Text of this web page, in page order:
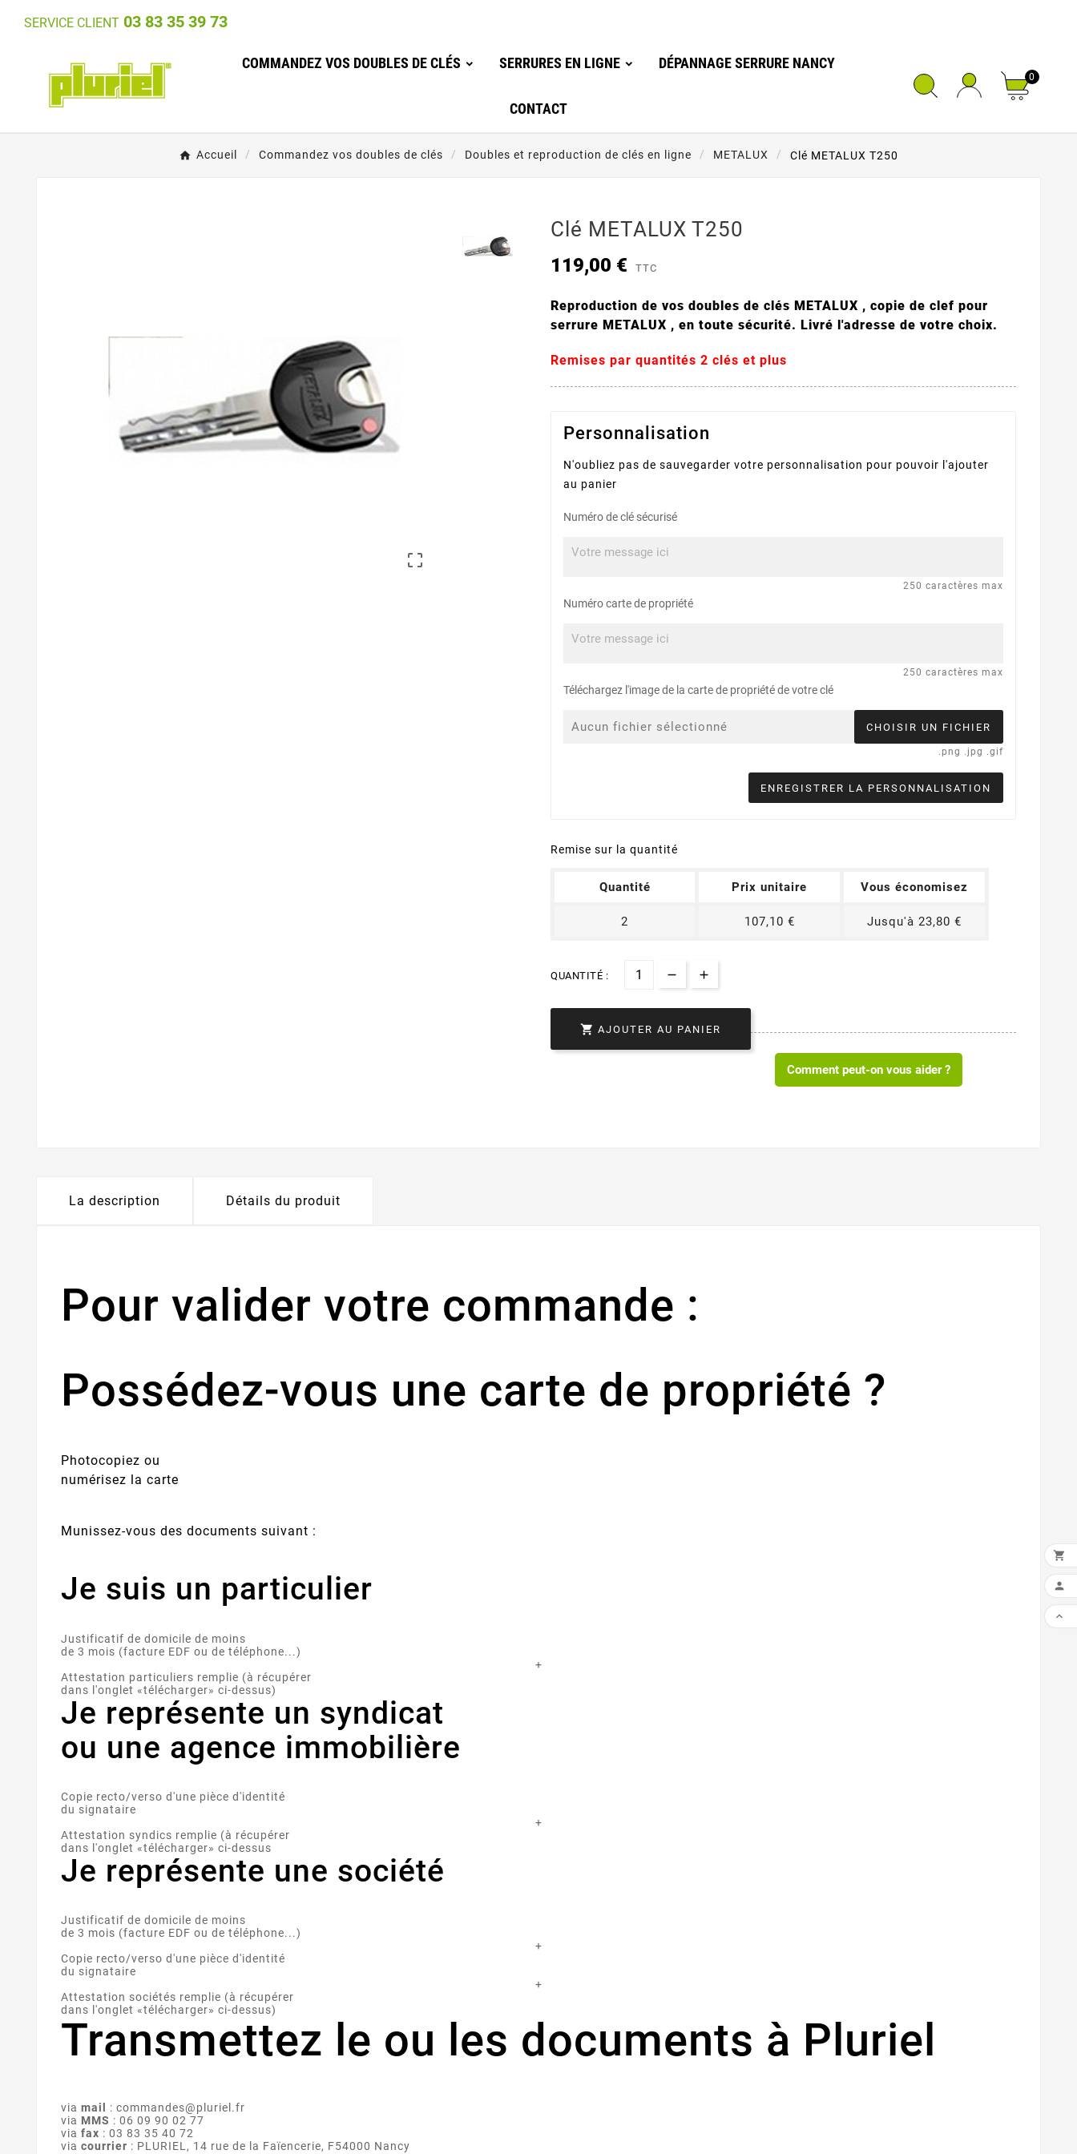
SERVICE CLIENT 03 83 35 39 73
COMMANDEZ VOS DOUBLES DE CLÉS SERRURES EN LIGNE DÉPANNAGE SERRURE NANCY
CONTACT
0
Accueil Commandez vos doubles de clés Doubles et reproduction de clés en ligne METALUX Clé METALUX T250

Clé METALUX T250
119,00 € TTC
Reproduction de vos doubles de clés METALUX , copie de clef pour
serrure METALUX , en toute sécurité. Livré l'adresse de votre choix.
Remises par quantités 2 clés et plus
Personnalisation
N'oubliez pas de sauvegarder votre personnalisation pour pouvoir l'ajouter
au panier
Numéro de clé sécurisé
250 caractères max
Numéro carte de propriété
250 caractères max
Téléchargez l'image de la carte de propriété de votre clé
Aucun fichier sélectionné CHOISIR UN FICHIER
.png .jpg .gif
ENREGISTRER LA PERSONNALISATION
Remise sur la quantité
Quantité Prix unitaire Vous économisez
2 107,10 € Jusqu'à 23,80 €
QUANTITÉ :
 AJOUTER AU PANIER
Comment peut-on vous aider ?
La description Détails du produit
Pour valider votre commande :
Possédez-vous une carte de propriété ?
Photocopiez ou
numérisez la carte
Munissez-vous des documents suivant :
Je suis un particulier
Justificatif de domicile de moins
de 3 mois (facture EDF ou de téléphone...)
+
Attestation particuliers remplie (à récupérer
dans l'onglet «télécharger» ci-dessus)
Je représente un syndicat
ou une agence immobilière
Copie recto/verso d'une pièce d'identité
du signataire
+
Attestation syndics remplie (à récupérer
dans l'onglet «télécharger» ci-dessus
Je représente une société
Justificatif de domicile de moins
de 3 mois (facture EDF ou de téléphone...)
+
Copie recto/verso d'une pièce d'identité
du signataire
+
Attestation sociétés remplie (à récupérer
dans l'onglet «télécharger» ci-dessus)
Transmettez le ou les documents à Pluriel
via mail
: commandes@pluriel.fr
via MMS : 06 09 90 02 77
via fax : 03 83 35 40 72
via courrier : PLURIEL, 14 rue de la Faïencerie, F54000 Nancy


